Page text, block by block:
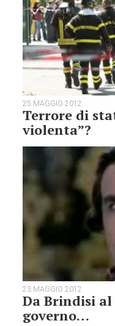
25 MAGGIO 2012
Terrore di
violenta”?
23 MAGGIO 2012
Da Brindisi
governo…